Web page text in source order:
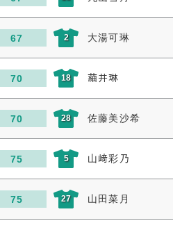
67 2 大湯可琳
70 18 𦹀井琳
70 28 佐藤美沙希
75 5 山﨑彩乃
75 27 山田菜月